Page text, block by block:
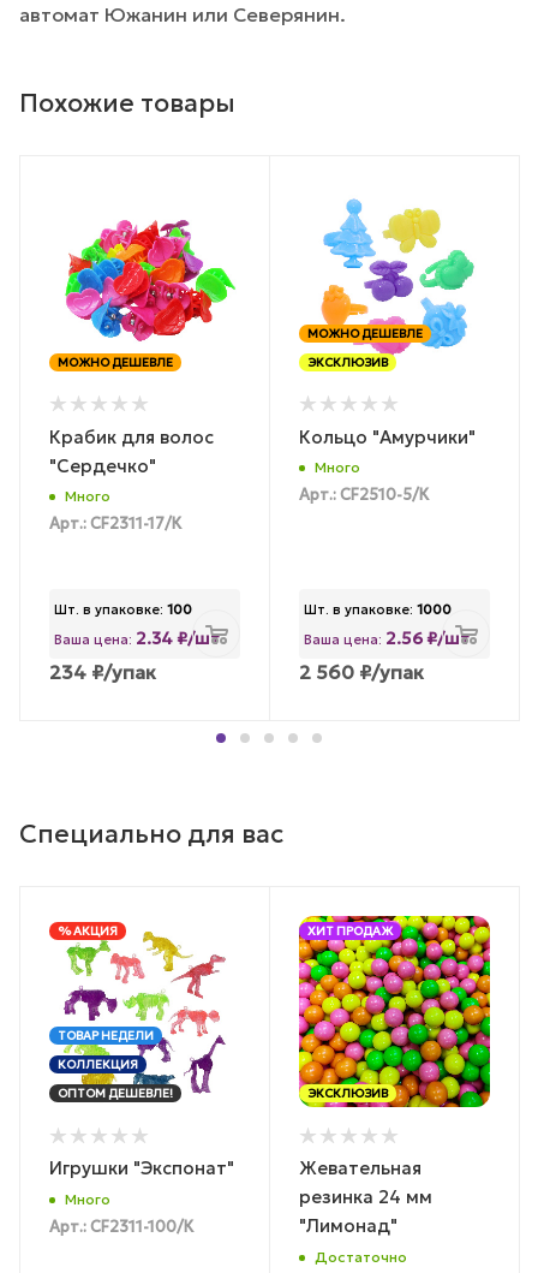
автомат Южанин или Северянин.
Похожие товары
МОЖНО ДЕШЕВЛЕ
Крабик для волос
"Сердечко"
Много
Арт.: CF2311-17/К
Шт. в упаковке: 100
Ваша цена: 2.34 ₽/шт
234 ₽/упак
МОЖНО ДЕШЕВЛЕ
ЭКСКЛЮЗИВ
Кольцо "Амурчики"
Много
Арт.: CF2510-5/К
Шт. в упаковке: 1000
Ваша цена: 2.56 ₽/шт
2 560 ₽/упак
Специально для вас
% АКЦИЯ
ТОВАР НЕДЕЛИ
КОЛЛЕКЦИЯ
ОПТОМ ДЕШЕВЛЕ!
Игрушки "Экспонат"
Много
Арт.: CF2311-100/К
ХИТ ПРОДАЖ
ЭКСКЛЮЗИВ
Жевательная
резинка 24 мм
"Лимонад"
Достаточно